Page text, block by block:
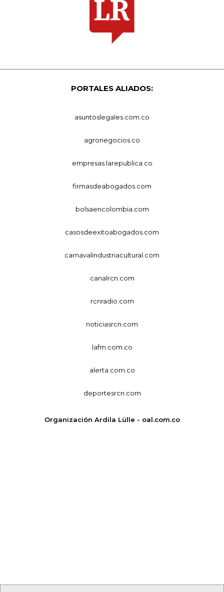
PORTALES ALIADOS:
asuntoslegales.com.co
agronegocios.co
empresas.larepublica.co
firmasdeabogados.com
bolsaencolombia.com
casosdeexitoabogados.com
carnavalindustriacultural.com
canalrcn.com
rcnradio.com
noticiasrcn.com
lafm.com.co
alerta.com.co
deportesrcn.com
Organización Ardila Lülle - oal.com.co